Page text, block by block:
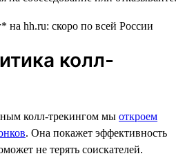
колл-
колл-трекингом мы откроем
. Она покажет эффективность
не терять соискателей.